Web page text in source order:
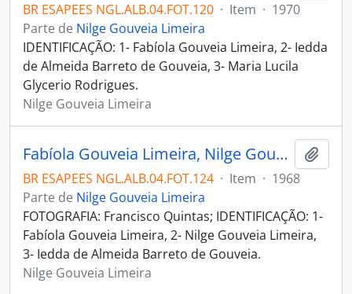
BR ESAPEES NGL.ALB.04.FOT.120 · Item · 1970
Parte de Nilge Gouveia Limeira
IDENTIFICAÇÃO: 1- Fabíola Gouveia Limeira, 2- Iedda
de Almeida Barreto de Gouveia, 3- Maria Lucila
Glycerio Rodrigues.
Nilge Gouveia Limeira
Fabíola Gouveia Limeira, Nilge Gouveia Limeira e Iedda de Almeida Barreto de Gouveia
BR ESAPEES NGL.ALB.04.FOT.124 · Item · 1968
Parte de Nilge Gouveia Limeira
FOTOGRAFIA: Francisco Quintas; IDENTIFICAÇÃO: 1-
Fabíola Gouveia Limeira, 2- Nilge Gouveia Limeira,
3- Iedda de Almeida Barreto de Gouveia.
Nilge Gouveia Limeira